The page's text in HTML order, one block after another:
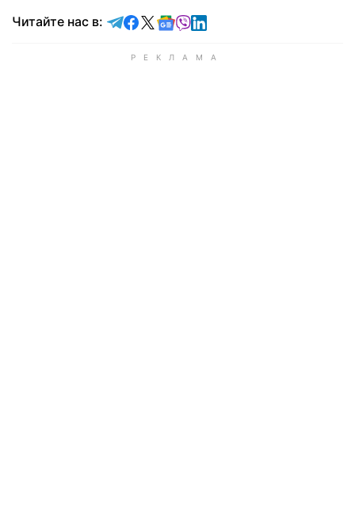
Читайте нас в: Читайте в Telegram
Читайте в Facebook
Читайте в X
Читайте в Google news
Читайте в Viber
Читайте в LinkedIn